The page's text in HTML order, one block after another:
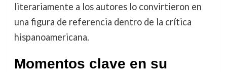
literariamente a los autores lo convirtieron en
una figura de referencia dentro de la crítica
hispanoamericana.
Momentos clave en su